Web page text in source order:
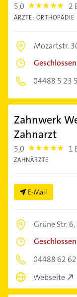
5,0 5.0 2
ÄRZTE:
Mozartstr.
Geschlossen
04488 5 23
Zahnwerk
Zahnarzt
5,0 5.0 1
ZAHNÄRZTE
E-Mail
Grüne Str. 6,
Geschlossen
04488 62 62
Webseite